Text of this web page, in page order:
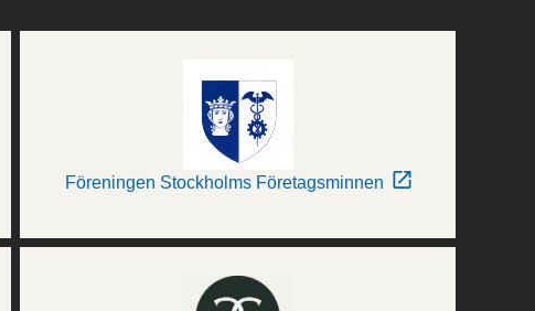
Föreningen Stockholms Företagsminnen